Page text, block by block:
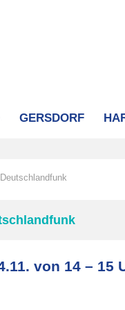
GERSDORF
Deutschlandfunk
von 14 – 15